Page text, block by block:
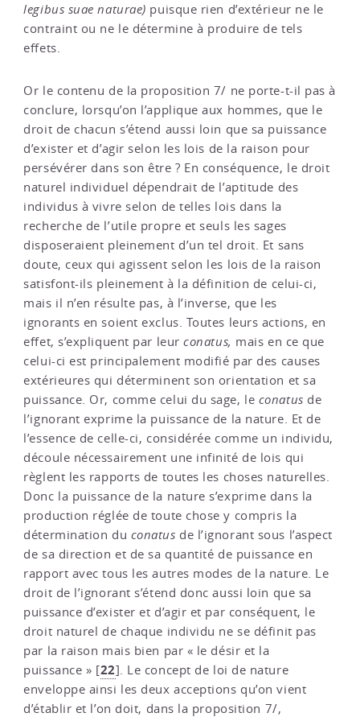
legibus suae naturae) puisque rien d’extérieur ne le
contraint ou ne le détermine à produire de tels
effets.
Or le contenu de la proposition 7/ ne porte-t-il pas à
conclure, lorsqu’on l’applique aux hommes, que le
droit de chacun s’étend aussi loin que sa puissance
d’exister et d’agir selon les lois de la raison pour
persévérer dans son être ? En conséquence, le droit
naturel individuel dépendrait de l’aptitude des
individus à vivre selon de telles lois dans la
recherche de l’utile propre et seuls les sages
disposeraient pleinement d’un tel droit. Et sans
doute, ceux qui agissent selon les lois de la raison
satisfont-ils pleinement à la définition de celui-ci,
mais il n’en résulte pas, à l’inverse, que les
ignorants en soient exclus. Toutes leurs actions, en
effet, s’expliquent par leurconatus, mais en ce que
celui-ci est principalement modifié par des causes
extérieures qui déterminent son orientation et sa
puissance. Or, comme celui du sage, le conatus de
l’ignorant exprime la puissance de la nature. Et de
l’essence de celle-ci, considérée comme un individu,
découle nécessairement une infinité de lois qui
règlent les rapports de toutes les choses naturelles.
Donc la puissance de la nature s’exprime dans la
production réglée de toute chose y compris la
détermination du conatus de l’ignorant sous l’aspect
de sa direction et de sa quantité de puissance en
rapport avec tous les autres modes de la nature. Le
droit de l’ignorant s’étend donc aussi loin que sa
puissance d’exister et d’agir et par conséquent, le
droit naturel de chaque individu ne se définit pas
par la raison mais bien par « le désir et la
puissance » [22]. Le concept de loi de nature
enveloppe ainsi les deux acceptions qu’on vient
d’établir et l’on doit, dans la proposition 7/,